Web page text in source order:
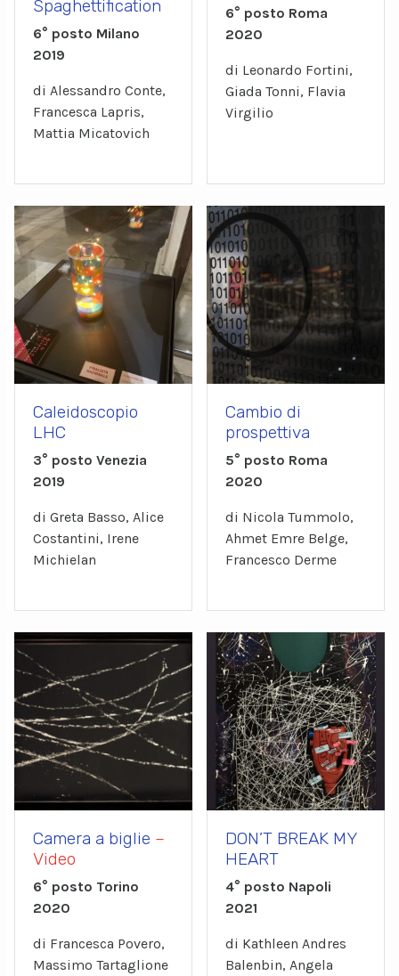
Spaghettification
6° posto Milano
2019
di Alessandro Conte,
Francesca Lapris,
Mattia Micatovich
6° posto Roma
2020
di Leonardo Fortini,
Giada Tonni, Flavia
Virgilio
Caleidoscopio
LHC
3° posto Venezia
2019
di Greta Basso, Alice
Costantini, Irene
Michielan
Cambio di
prospettiva
5° posto Roma
2020
di Nicola Tummolo,
Ahmet Emre Belge,
Francesco Derme
Camera a biglie –
Video
6° posto Torino
2020
di Francesca Povero,
Massimo Tartaglione
DON’T BREAK MY
HEART
4° posto Napoli
2021
di Kathleen Andres
Balenbin, Angela